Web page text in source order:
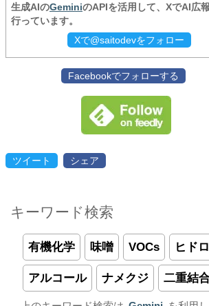
生成AIのGeminiのAPIを活用して、XでAI広
行っています。
Xで@saitodevをフォロー
Facebookでフォローする
ツイート シェア
キーワード検索
有機化学 味噌 VOCs ヒド
アルコール ナメクジ 二重結